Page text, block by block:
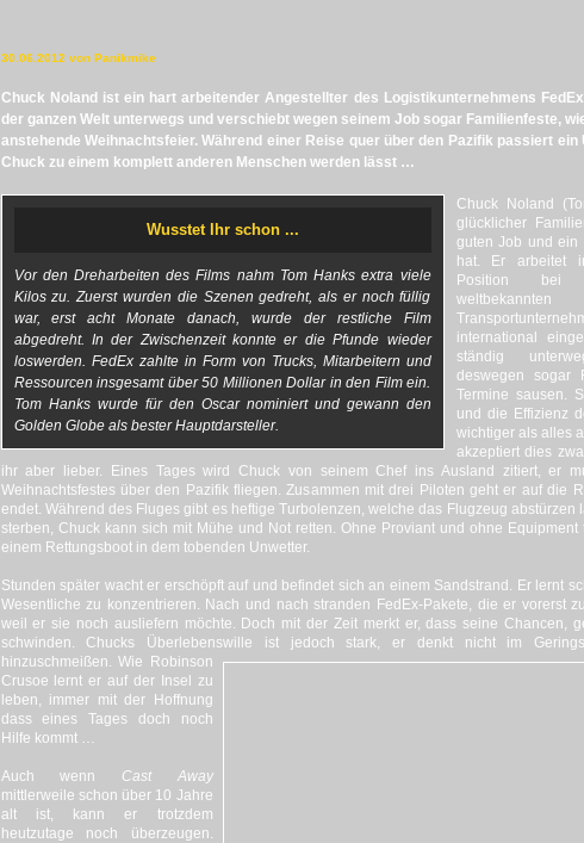
30.06.2012 von Panikmike
Chuck Noland ist ein hart arbeitender Angestellter des Logistikunternehmens
der ganzen Welt unterwegs und verschiebt wegen seinem Job sogar Familienfeste,
anstehende Weihnachtsfeier. Während einer Reise quer über den Pazifik passiert ein
Chuck zu einem komplett anderen Menschen werden lässt …
Wusstet Ihr schon ...
Vor den Dreharbeiten des Films nahm Tom Hanks extra viele
Kilos zu. Zuerst wurden die Szenen gedreht, als er noch füllig
war, erst acht Monate danach, wurde der restliche Film
abgedreht. In der Zwischenzeit konnte er die Pfunde wieder
loswerden. FedEx zahlte in Form von Trucks, Mitarbeitern und
Ressourcen insgesamt über 50 Millionen Dollar in den Film ein.
Tom Hanks wurde für den Oscar nominiert und gewann den
Golden Globe als bester Hauptdarsteller.
Chuck Noland
glücklicher
guten Job und ein
hat. Er arbeitet
Position bei
weltbekannten
international
ständig
deswegen sogar
Termine sausen.
und die Effizienz
wichtiger als alles
akzeptiert dies
ihr aber lieber. Eines Tages wird Chuck von seinem Chef ins Ausland zitiert, er
Weihnachtsfestes über den Pazifik fliegen. Zusammen mit drei Piloten geht er auf die
endet. Während des Fluges gibt es heftige Turbolenzen, welche das Flugzeug abstürzen
sterben, Chuck kann sich mit Mühe und Not retten. Ohne Proviant und ohne Equipment
einem Rettungsboot in dem tobenden Unwetter.
Stunden später wacht er erschöpft auf und befindet sich an einem Sandstrand. Er lernt
Wesentliche zu konzentrieren. Nach und nach stranden FedEx-Pakete, die er vorerst
weil er sie noch ausliefern möchte. Doch mit der Zeit merkt er, dass seine Chancen,
schwinden. Chucks Überlebenswille ist jedoch stark, er denkt nicht im
hinzuschmeißen. Wie Robinson
Crusoe lernt er auf der Insel zu
leben, immer mit der Hoffnung
dass eines Tages doch noch
Hilfe kommt …
Auch wenn Cast Away
mittlerweile schon über 10 Jahre
alt ist, kann er trotzdem
heutzutage noch überzeugen.